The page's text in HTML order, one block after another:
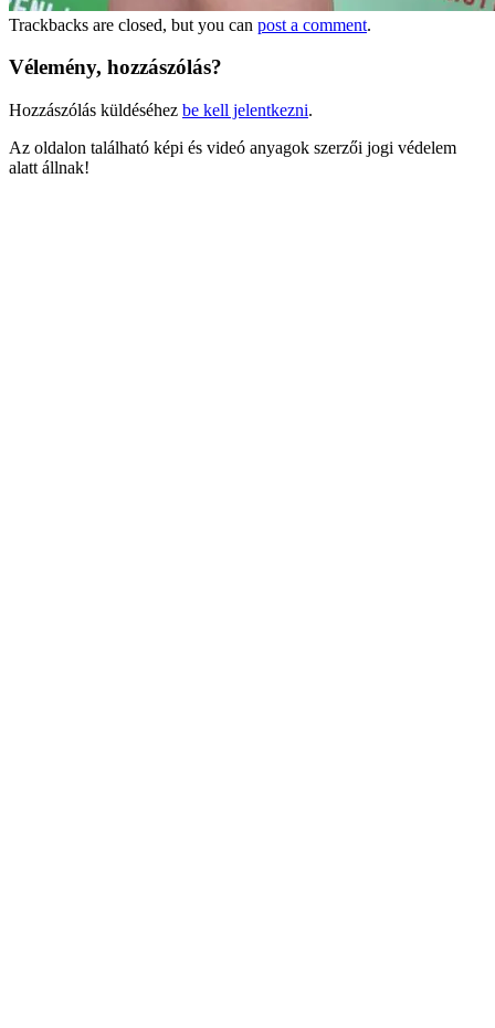
Trackbacks are closed, but you can post a comment.
Vélemény, hozzászólás?
Hozzászólás küldéséhez be kell jelentkezni.
Az oldalon található képi és videó anyagok szerzői jogi védelem
alatt állnak!